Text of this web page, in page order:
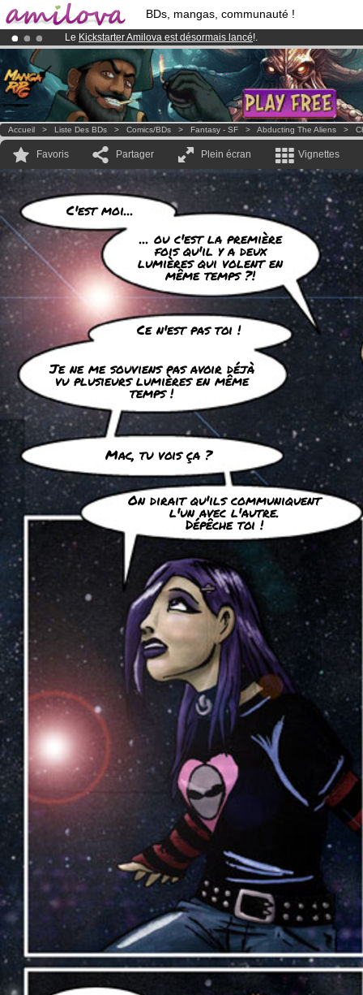
BDs, mangas, communauté !
Le Kickstarter Amilova est désormais lancé!.
Abonnement premium: à partir de3.95 eurospar mois !Clique ici
Déjà 100000membreset 1000BDs & Mangas!
Accueil > Liste Des BDs > Comics/BDs > Fantasy - SF > Abducting The Aliens >
Favoris Partager Plein écran Vignettes
C'est moi...
... ou c'est la première
fois qu'il y a deux
lumières qui volent en
même temps ?!
Ce n'est pas toi !
Je ne me souviens pas avoir déjà
vu plusieurs lumières en même
temps !
Mac, tu vois ça ?
On dirait qu'ils communiquent
l'un avec l'autre.
Dépêche toi !